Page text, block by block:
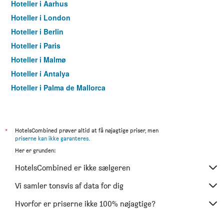
Hoteller i Aarhus
Hoteller i London
Hoteller i Berlin
Hoteller i Paris
Hoteller i Malmø
Hoteller i Antalya
Hoteller i Palma de Mallorca
Hoteller i Dubai
Hoteller i Maspalomas
Hoteller i Patong
Hoteller i Vejle
Hoteller i Rom
*
HotelsCombined prøver altid at få nøjagtige priser, men
priserne kan ikke garanteres.
Her er grunden:
HotelsCombined er ikke sælgeren
Vi samler tonsvis af data for dig
Hvorfor er priserne ikke 100% nøjagtige?